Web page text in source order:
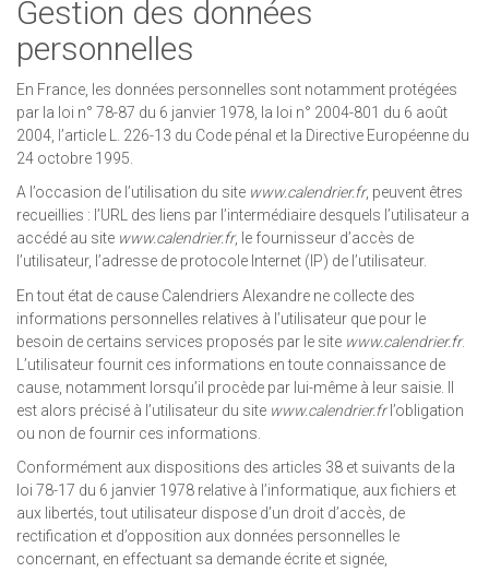
Gestion des données
personnelles
En France, les données personnelles sont notamment protégées
par la loi n° 78-87 du 6 janvier 1978, la loi n° 2004-801 du 6 août
2004, l’article L. 226-13 du Code pénal et la Directive Européenne du
24 octobre 1995.
A l’occasion de l’utilisation du site www.calendrier.fr, peuvent êtres
recueillies : l’URL des liens par l’intermédiaire desquels l’utilisateur a
accédé au site www.calendrier.fr, le fournisseur d’accès de
l’utilisateur, l’adresse de protocole Internet (IP) de l’utilisateur.
En tout état de cause Calendriers Alexandre ne collecte des
informations personnelles relatives à l’utilisateur que pour le
besoin de certains services proposés par le site www.calendrier.fr.
L’utilisateur fournit ces informations en toute connaissance de
cause, notamment lorsqu’il procède par lui-même à leur saisie. Il
est alors précisé à l’utilisateur du site www.calendrier.frl’obligation
ou non de fournir ces informations.
Conformément aux dispositions des articles 38 et suivants de la
loi 78-17 du 6 janvier 1978 relative à l’informatique, aux fichiers et
aux libertés, tout utilisateur dispose d’un droit d’accès, de
rectification et d’opposition aux données personnelles le
concernant, en effectuant sa demande écrite et signée,